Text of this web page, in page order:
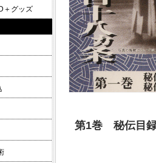
第1巻 秘伝目
＋グッズ